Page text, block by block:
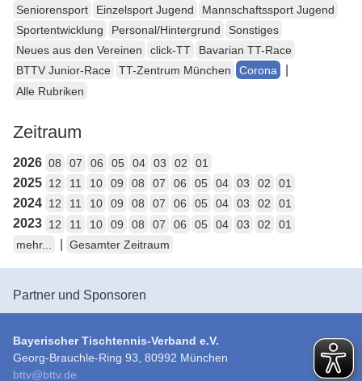
Seniorensport
Einzelsport Jugend
Mannschaftssport Jugend
Sportentwicklung
Personal/Hintergrund
Sonstiges
Neues aus den Vereinen
click-TT
Bavarian TT-Race
BTTV Junior-Race
TT-Zentrum München Corona
Alle Rubriken
Zeitraum
2026 08 07 06 05 04 03 02 01
2025 12 11 10 09 08 07 06 05 04 03 02 01
2024 12 11 10 09 08 07 06 05 04 03 02 01
2023 12 11 10 09 08 07 06 05 04 03 02
01
mehr...
Gesamter Zeitraum
Partner und Sponsoren
Bayerischer Tischtennis-Verband e.V.
Georg-Brauchle-Ring 93, 80992 München
bttv@bttv.de